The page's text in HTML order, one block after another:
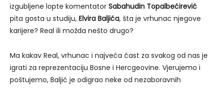
izgubljene lopte komentator Sabahudin Topalbećirević
pita gosta u studiju, Elvira Baljića, šta je vrhunac njegove
karijere? Real ili možda nešto drugo?
Ma kakav Real, vrhunac i najveća čast za svakog od nas je
igrati za reprezentaciju Bosne i Hercgeovine. Vjerujemo i
poštujemo, Baljić je odigrao neke od nezaboravnih